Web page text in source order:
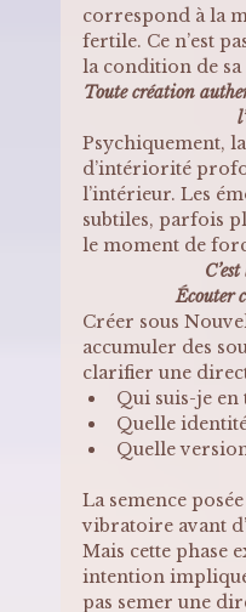
correspond à la
fertile. Ce n’est
la condition de sa
Toute création
Psychiquement,
d’intériorité
l’intérieur. Les
subtiles, parfois
le moment de
Écouter
Créer sous
accumuler des
clarifier une
Qui suis-je
Quelle
Quelle
La semence
vibratoire avant
Mais cette phase
intention
pas semer une